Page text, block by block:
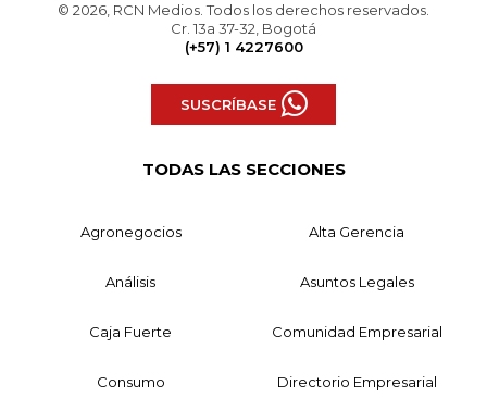
© 2026, RCN Medios. Todos los derechos reservados.
Cr. 13a 37-32, Bogotá
(+57) 1 4227600
SUSCRÍBASE
TODAS LAS SECCIONES
Agronegocios Alta Gerencia
Análisis Asuntos Legales
Caja Fuerte Comunidad Empresarial
Consumo Directorio Empresarial